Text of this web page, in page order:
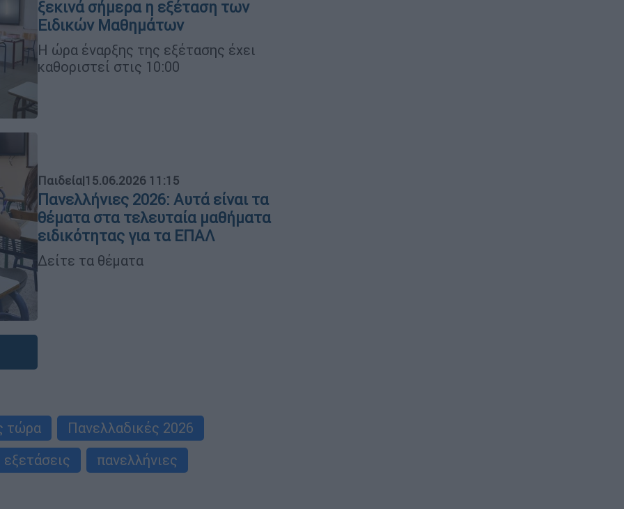
ξεκινά σήμερα η εξέταση των
Ειδικών Μαθημάτων
Η ώρα έναρξης της εξέτασης έχει
καθοριστεί στις 10:00
Παιδεία|15.06.2026 11:15
Πανελλήνιες 2026: Αυτά είναι τα
θέματα στα τελευταία μαθήματα
ειδικότητας για τα ΕΠΑΛ
Δείτε τα θέματα
τώρα
Πανελλαδικές 2026
πανελλήνιες